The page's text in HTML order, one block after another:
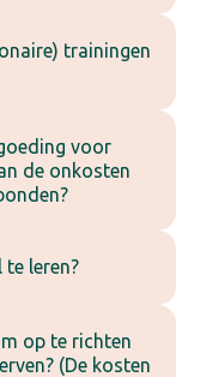
trainingen
voor
de onkosten
te leren?
op te richten
(De kosten